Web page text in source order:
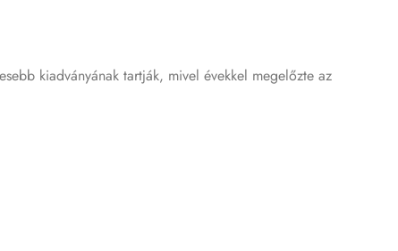
kiadványának tartják, mivel évekkel megelőzte az